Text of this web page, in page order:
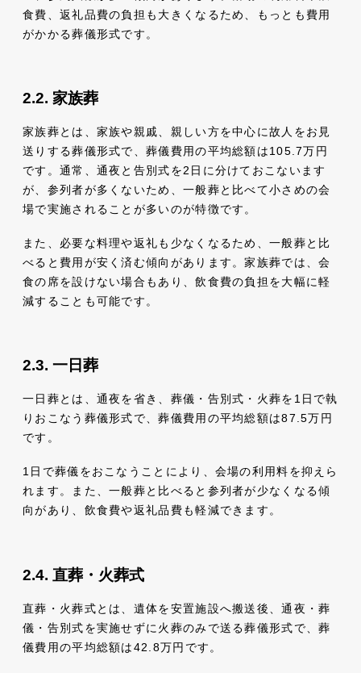
食費、返礼品費の負担も大きくなるため、もっとも費用
がかかる葬儀形式です。
家族葬
家族葬とは、家族や親戚、親しい方を中心に故人をお見
送りする葬儀形式で、葬儀費用の平均総額は105.7万円
です。通常、通夜と告別式を2日に分けておこないます
が、参列者が多くないため、一般葬と比べて小さめの会
場で実施されることが多いのが特徴です。
また、必要な料理や返礼も少なくなるため、一般葬と比
べると費用が安く済む傾向があります。家族葬では、会
食の席を設けない場合もあり、飲食費の負担を大幅に軽
減することも可能です。
一日葬
一日葬とは、通夜を省き、葬儀・告別式・火葬を1日で執
りおこなう葬儀形式で、葬儀費用の平均総額は87.5万円
です。
1日で葬儀をおこなうことにより、会場の利用料を抑えら
れます。また、一般葬と比べると参列者が少なくなる傾
向があり、飲食費や返礼品費も軽減できます。
直葬・火葬式
直葬・火葬式とは、遺体を安置施設へ搬送後、通夜・葬
儀・告別式を実施せずに火葬のみで送る葬儀形式で、葬
儀費用の平均総額は42.8万円です。